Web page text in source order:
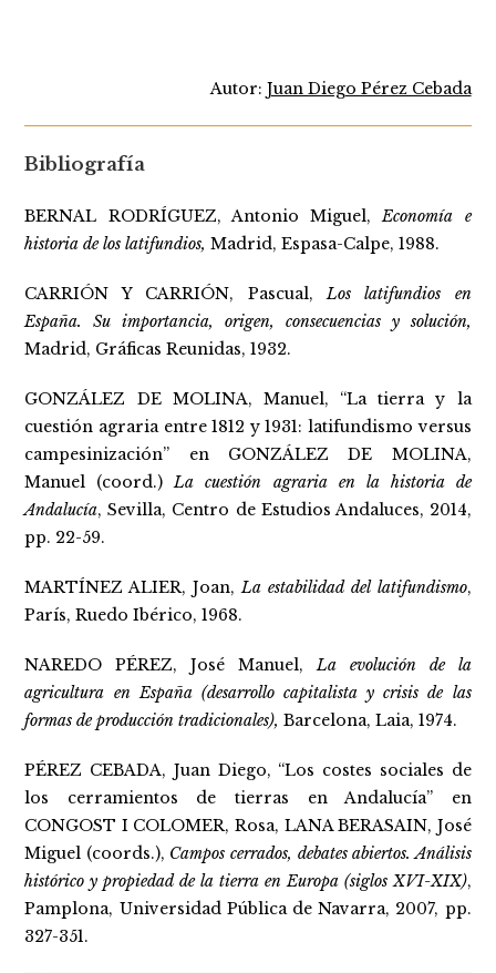
Autor: Juan Diego Pérez Cebada
Bibliografía
BERNAL RODRÍGUEZ, Antonio Miguel,Economía e
historia de los latifundios,Madrid, Espasa-Calpe, 1988.
CARRIÓN Y CARRIÓN, Pascual,Los latifundios en
España. Su importancia, origen, consecuencias y solución,
Madrid, Gráficas Reunidas, 1932.
GONZÁLEZ DE MOLINA, Manuel, “La tierra y la
cuestión agraria entre 1812 y 1931: latifundismo versus
campesinización” en GONZÁLEZ DE MOLINA,
Manuel (coord.)La cuestión agraria en la historia de
Andalucía, Sevilla, Centro de Estudios Andaluces, 2014,
pp. 22-59.
MARTÍNEZ ALIER, Joan,La estabilidad del latifundismo,
París, Ruedo Ibérico, 1968.
NAREDO PÉREZ, José Manuel,La evolución de la
agricultura en España (desarrollo capitalista y crisis de las
formas de producción tradicionales),Barcelona, Laia, 1974.
PÉREZ CEBADA, Juan Diego, “Los costes sociales de
los cerramientos de tierras en Andalucía” en
CONGOST I COLOMER, Rosa, LANA BERASAIN, José
Miguel (coords.), Campos cerrados, debates abiertos. Análisis
histórico y propiedad de la tierra en Europa (siglos XVI-XIX),
Pamplona, Universidad Pública de Navarra, 2007, pp.
327-351.